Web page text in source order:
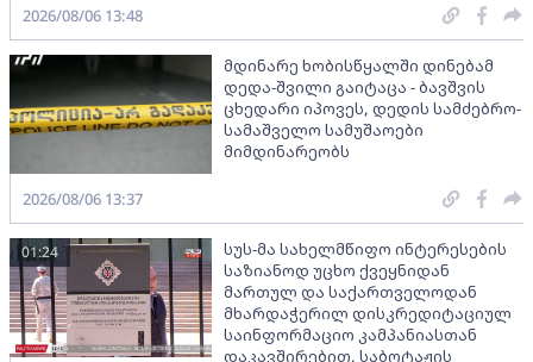
2026/08/06 13:48
მდინარე ხობისწყალში დინებამ
დედა-შვილი გაიტაცა - ბავშვის
ცხედარი იპოვეს, დედის სამძებრო-
სამაშველო სამუშაოები
მიმდინარეობს
2026/08/06 13:37
სუს-მა სახელმწიფო ინტერესების
საზიანოდ უცხო ქვეყნიდან
მართულ და საქართველოდან
მხარდაჭერილ დისკრედიტაციულ
საინფორმაციო კამპანიასთან
დაკავშირებით, საბოტაჟის
01:24